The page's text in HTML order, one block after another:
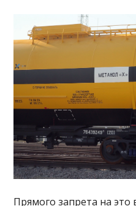
Прямого запрета на это